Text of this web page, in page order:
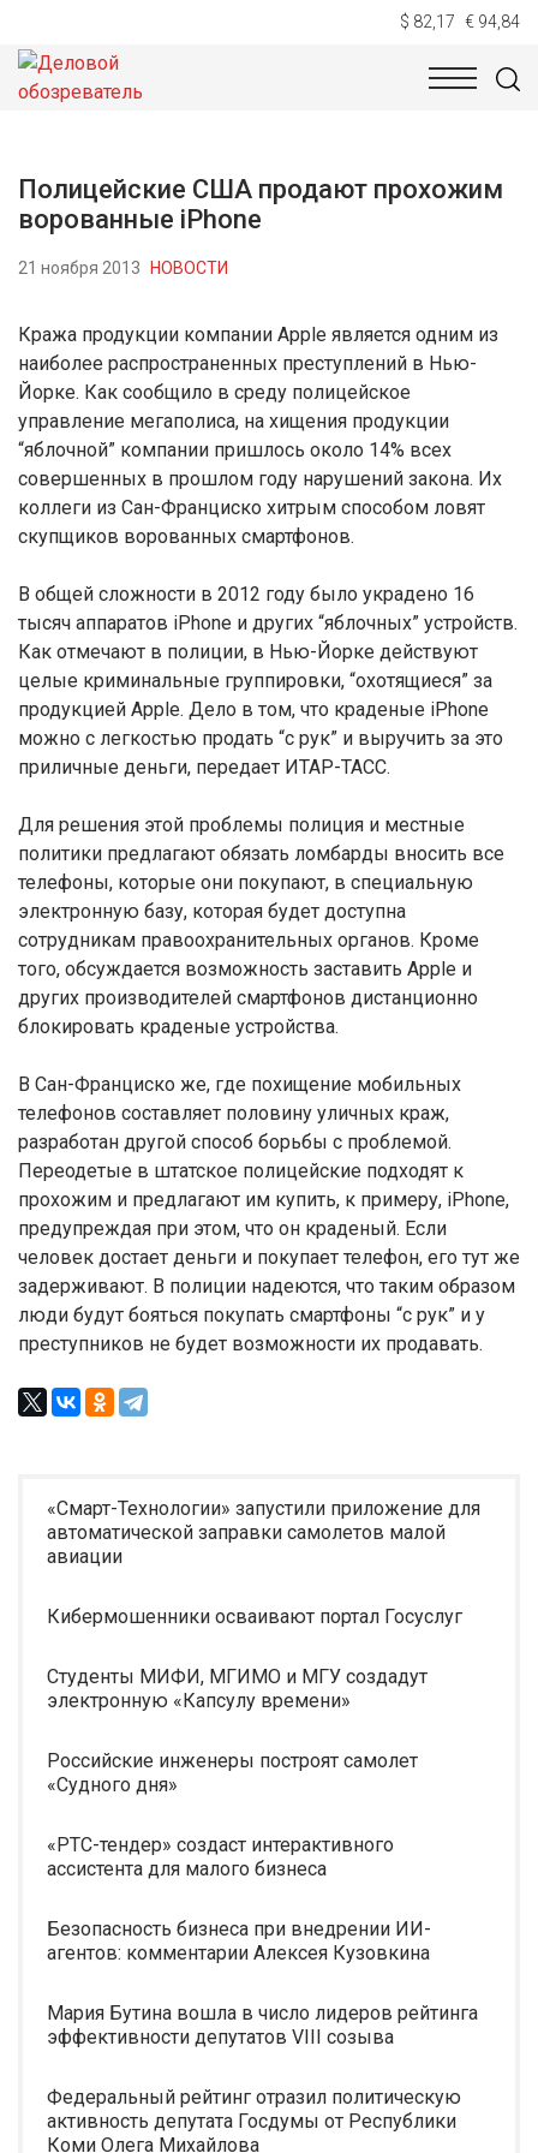
$ 82,17 € 94,84
НОВОСТИ
Полицейские США продают прохожим
ворованные iPhone
21 ноября 2013 НОВОСТИ
Кража продукции компании Apple является одним из
наиболее распространенных преступлений в Нью-
Йорке. Как сообщило в среду полицейское
управление мегаполиса, на хищения продукции
“яблочной” компании пришлось около 14% всех
совершенных в прошлом году нарушений закона. Их
коллеги из Сан-Франциско хитрым способом ловят
скупщиков ворованных смартфонов.
В общей сложности в 2012 году было украдено 16
тысяч аппаратов iPhone и других “яблочных” устройств.
Как отмечают в полиции, в Нью-Йорке действуют
целые криминальные группировки, “охотящиеся” за
продукцией Apple. Дело в том, что краденые iPhone
можно с легкостью продать “с рук” и выручить за это
приличные деньги, передает ИТАР-ТАСС.
Для решения этой проблемы полиция и местные
политики предлагают обязать ломбарды вносить все
телефоны, которые они покупают, в специальную
электронную базу, которая будет доступна
сотрудникам правоохранительных органов. Кроме
того, обсуждается возможность заставить Apple и
других производителей смартфонов дистанционно
блокировать краденые устройства.
В Сан-Франциско же, где похищение мобильных
телефонов составляет половину уличных краж,
разработан другой способ борьбы с проблемой.
Переодетые в штатское полицейские подходят к
прохожим и предлагают им купить, к примеру, iPhone,
предупреждая при этом, что он краденый. Если
человек достает деньги и покупает телефон, его тут же
задерживают. В полиции надеются, что таким образом
люди будут бояться покупать смартфоны “с рук” и у
преступников не будет возможности их продавать.
«Смарт-Технологии» запустили приложение для
автоматической заправки самолетов малой
авиации
Кибермошенники осваивают портал Госуслуг
Студенты МИФИ, МГИМО и МГУ создадут
электронную «Капсулу времени»
Российские инженеры построят самолет
«Судного дня»
«РТС-тендер» создаст интерактивного
ассистента для малого бизнеса
Безопасность бизнеса при внедрении ИИ-
агентов: комментарии Алексея Кузовкина
Мария Бутина вошла в число лидеров рейтинга
эффективности депутатов VIII созыва
Федеральный рейтинг отразил политическую
активность депутата Госдумы от Республики
Коми Олега Михайлова